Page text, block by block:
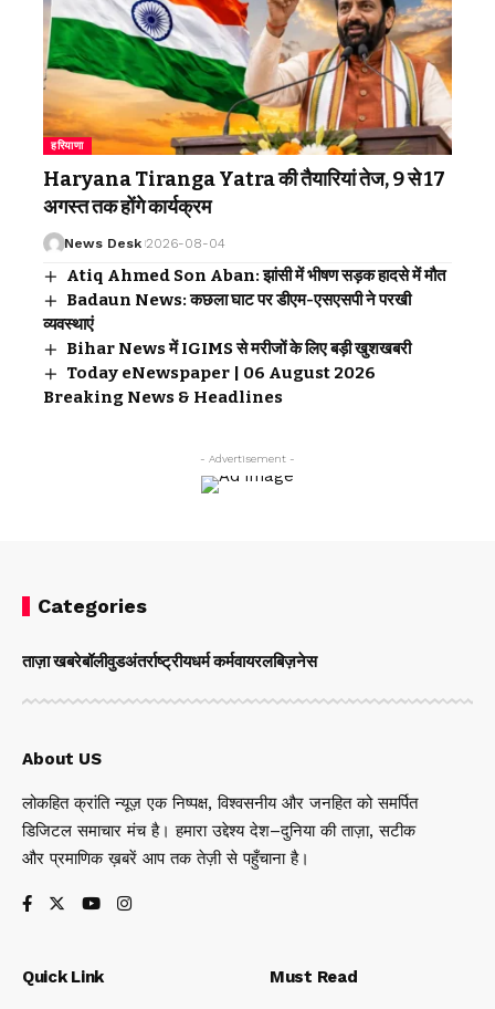
हरियाणा
Haryana Tiranga Yatra की तैयारियां तेज, 9 से 17
अगस्त तक होंगे कार्यक्रम
News Desk 2026-08-04
Atiq Ahmed Son Aban: झांसी में भीषण सड़क हादसे में मौत
Badaun News: कछला घाट पर डीएम-एसएसपी ने परखी
व्यवस्थाएं
Bihar News में IGIMS से मरीजों के लिए बड़ी खुशखबरी
Today eNewspaper | 06 August 2026
Breaking News & Headlines
- Advertisement -
Categories
ताज़ा खबरेबॉलीवुडअंतर्राष्ट्रीयधर्म कर्मवायरलबिज़नेस
About US
लोकहित क्रांति न्यूज़ एक निष्पक्ष, विश्वसनीय और जनहित को समर्पित
डिजिटल समाचार मंच है। हमारा उद्देश्य देश–दुनिया की ताज़ा, सटीक
और प्रमाणिक ख़बरें आप तक तेज़ी से पहुँचाना है।
Quick Link Must Read